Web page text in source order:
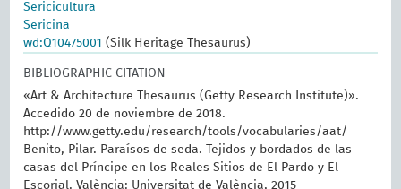
Sericicultura
Sericina
wd:Q10475001 (Silk Heritage Thesaurus)
BIBLIOGRAPHIC CITATION
«Art & Architecture Thesaurus (Getty Research Institute)».
Accedido 20 de noviembre de 2018.
http://www.getty.edu/research/tools/vocabularies/aat/
Benito, Pilar. Paraísos de seda. Tejidos y bordados de las
casas del Príncipe en los Reales Sitios de El Pardo y El
Escorial. València: Universitat de València, 2015